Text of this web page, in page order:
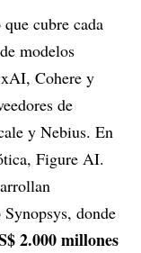
cubre cada
modelos
Cohere y
de
y Nebius. En
Figure AI.
donde
2.000 millones